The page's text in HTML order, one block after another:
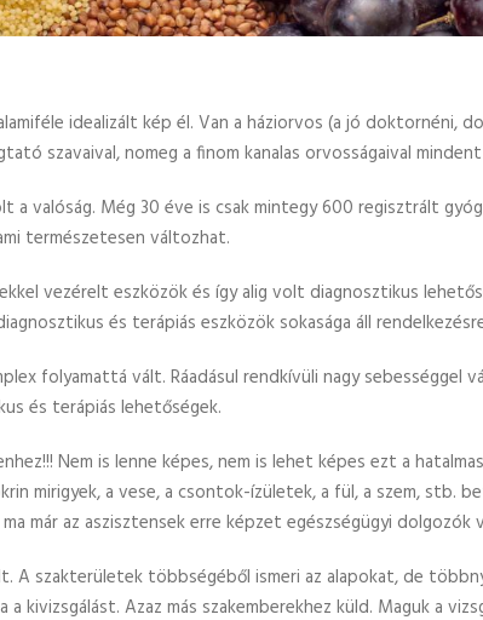
idealizált kép él. Van a háziorvos (a jó doktornéni,
szavaival, nomeg a finom kanalas orvosságaival
valóság. Még 30 éve is csak mintegy 600 regisztrált
természetesen változhat.
vezérelt eszközök és így alig volt diagnosztikus
és terápiás eszközök sokasága áll
folyamattá vált. Ráadásul rendkívüli nagy
és terápiás lehetőségek.
Nem is lenne képes, nem is lehet képes ezt a
mirigyek, a vese, a csontok-ízületek, a fül, a szem, stb.
már az aszisztensek erre képzet egészségügyi
A szakterületek többségéből ismeri az alapokat, de
a kivizsgálást. Azaz más szakemberekhez küld. Maguk